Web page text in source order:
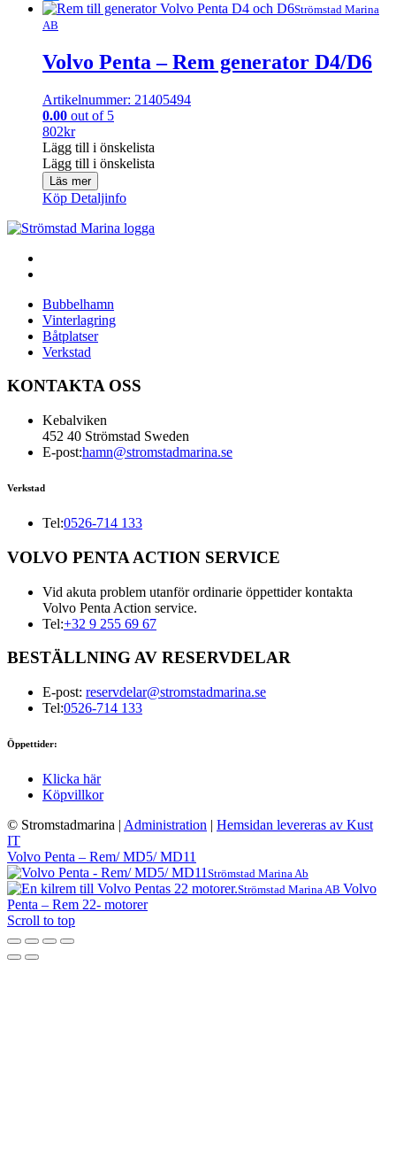
Share
Strömstad Marina
AB
Volvo Penta – Rem generator D4/D6
Artikelnummer: 21405494
0.00 out of 5
802kr
Lägg till i önskelista
Lägg till i önskelista
Läs mer
Köp Detaljinfo
Bubbelhamn
Vinterlagring
Båtplatser
Verkstad
KONTAKTA OSS
Kebalviken
452 40 Strömstad Sweden
E-post:hamn@stromstadmarina.se
Verkstad
Tel:0526-714 133
VOLVO PENTA ACTION SERVICE
Vid akuta problem utanför ordinarie öppettider kontakta
Volvo Penta Action service.
Tel:+32 9 255 69 67
BESTÄLLNING AV RESERVDELAR
E-post: reservdelar@stromstadmarina.se
Tel:0526-714 133
Öppettider:
Klicka här
Köpvillkor
© Stromstadmarina | Administration | Hemsidan levereras av Kust
IT
Volvo Penta – Rem/ MD5/ MD11
Strömstad Marina Ab
Strömstad Marina AB Volvo
Penta – Rem 22- motorer
Scroll to top